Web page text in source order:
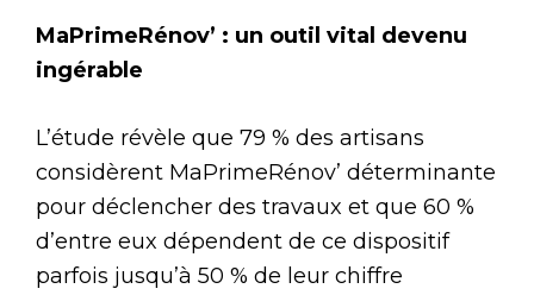
MaPrimeRénov’ : un outil vital devenu
ingérable
L’étude révèle que 79 % des artisans
considèrent MaPrimeRénov’ déterminante
pour déclencher des travaux et que 60 %
d’entre eux dépendent de ce dispositif
parfois jusqu’à 50 % de leur chiffre